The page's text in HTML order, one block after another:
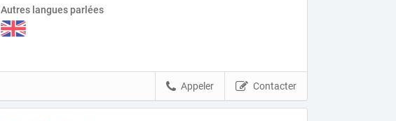
Autres langues parlées
Contacter
Appeler